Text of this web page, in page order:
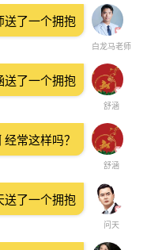
白龙马老师
送了一个拥抱
舒涵
送了一个拥抱
舒涵
常这样吗？
问天
送了一个拥抱